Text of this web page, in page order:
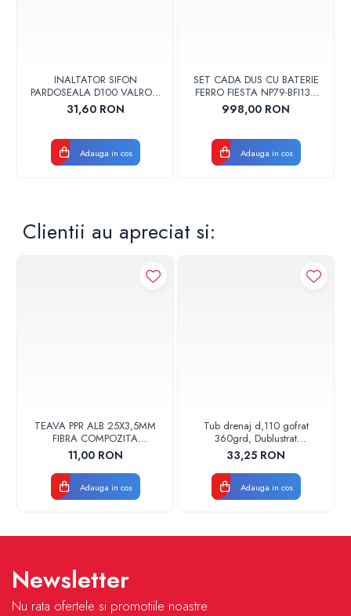
INALTATOR SIFON
PARDOSEALA D100 VALROM
17001900004
31,60 RON
Adauga in cos
SET CADA DUS CU BATERIE
FERRO FIESTA NP79-BFI13U
CROM
998,00 RON
Adauga in cos
Clientii au apreciat si:
TEAVA PPR ALB 25X3,5MM
FIBRA COMPOZITA
10033025004
VALDUOTHERM VALROM
11,00 RON
Adauga in cos
Tub drenaj d,110 gofrat
360grd, Dublustrat
verde/negru 110152 Drainkit
33,25 RON
Adauga in cos
Newsletter
Nu rata ofertele si promotiile noastre